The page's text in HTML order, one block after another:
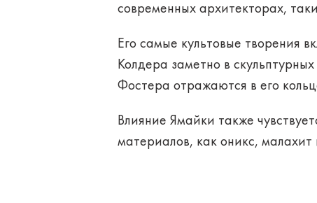
современных архитекторах,
Его самые культовые творения
Колдера заметно в
Фостера отражаются в его
Влияние Ямайки также
материалов, как оникс,